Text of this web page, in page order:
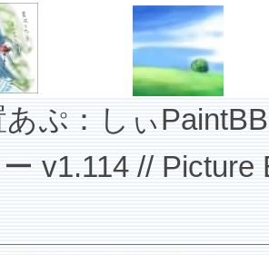
あぷ：しぃ
v1.114 //